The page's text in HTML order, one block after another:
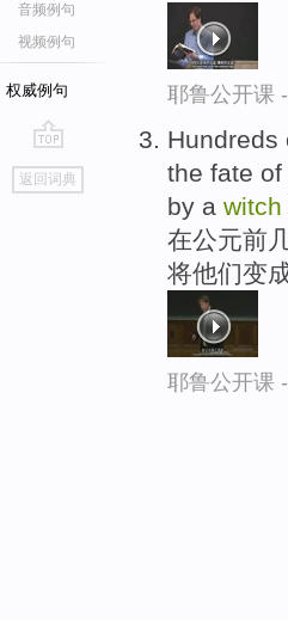
音频例句
视频例句
权威例句
go
top
返回词典
耶鲁公开课
Hundreds
the fate
by a witch
在公元前
将他们变
耶鲁公开课